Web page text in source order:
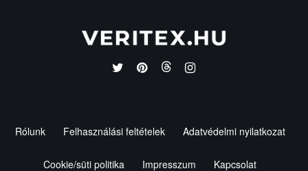
Rólunk Felhasználási feltételek Adatvédelmi nyilatkozat
Cookie/süti politika Impresszum Kapcsolat